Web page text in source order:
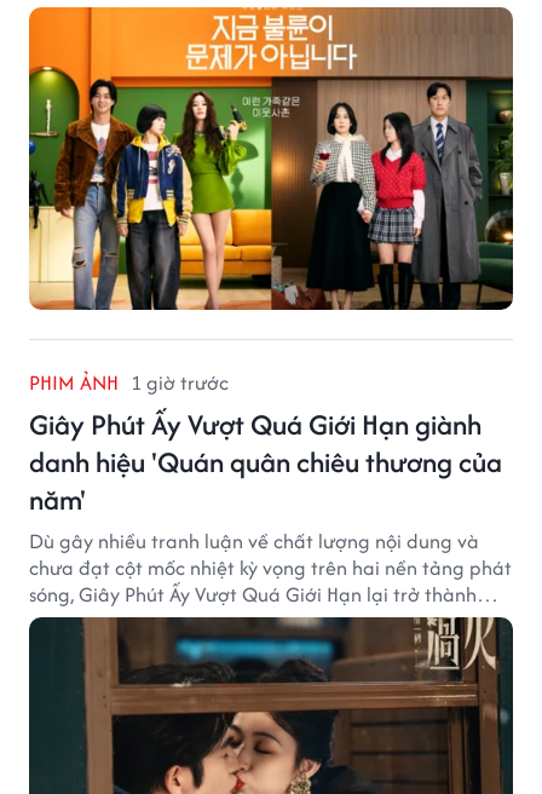
PHIM ẢNH 1 giờ trước
Giây Phút Ấy Vượt Quá Giới Hạn giành
danh hiệu 'Quán quân chiêu thương của
năm'
Dù gây nhiều tranh luận về chất lượng nội dung và
chưa đạt cột mốc nhiệt kỳ vọng trên hai nền tảng phát
sóng, Giây Phút Ấy Vượt Quá Giới Hạn lại trở thành
hiện tượng ở khía cạnh thương mại.